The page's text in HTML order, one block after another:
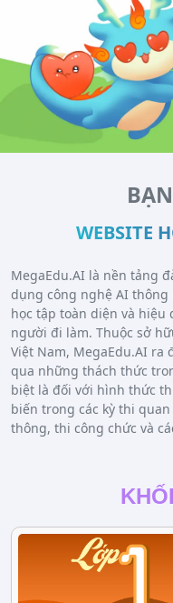
WEBSITE
MegaEdu.AI là nền tảng
dụng công nghệ AI
học tập toàn diện và hiệu
người đi làm. Thuộc sở
Việt Nam, MegaEdu.AI
qua những thách thức
biệt là đối với hình thức
biến trong các kỳ thi
thông, thi công chức và